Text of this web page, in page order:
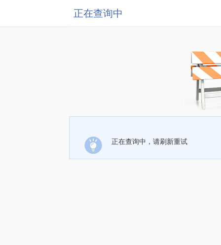
正在查询中
正在查询中，请刷新重试